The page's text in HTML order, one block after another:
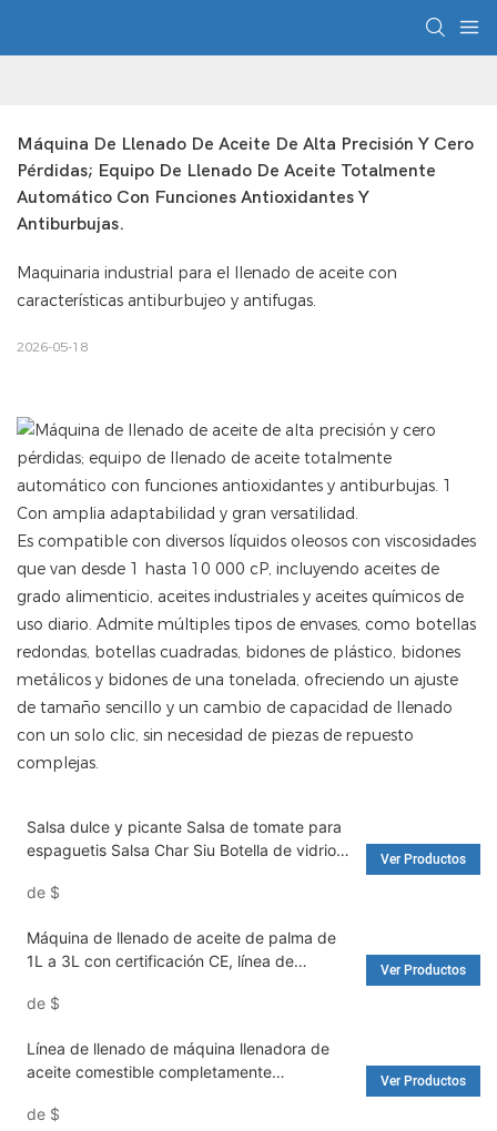
Máquina De Llenado De Aceite De Alta Precisión Y Cero
Pérdidas; Equipo De Llenado De Aceite Totalmente
Automático Con Funciones Antioxidantes Y
Antiburbujas.
Maquinaria industrial para el llenado de aceite con
características antiburbujeo y antifugas.
2026-05-18
Con amplia adaptabilidad y gran versatilidad.
Es compatible con diversos líquidos oleosos con viscosidades
que van desde 1 hasta 10 000 cP, incluyendo aceites de
grado alimenticio, aceites industriales y aceites químicos de
uso diario. Admite múltiples tipos de envases, como botellas
redondas, botellas cuadradas, bidones de plástico, bidones
metálicos y bidones de una tonelada, ofreciendo un ajuste
de tamaño sencillo y un cambio de capacidad de llenado
con un solo clic, sin necesidad de piezas de repuesto
complejas.
Salsa dulce y picante Salsa de tomate para
espaguetis Salsa Char Siu Botella de vidrio
Máquina de llenado de agua y lavadora
de $
Ver Productos
Máquina de llenado de aceite de palma de
1L a 3L con certificación CE, línea de
de envasado de alimentos
de $
Ver Productos
Línea de llenado de máquina llenadora de
aceite comestible completamente
lavadora
de $
Ver Productos